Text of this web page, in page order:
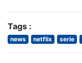
Tags :
news netflix serie